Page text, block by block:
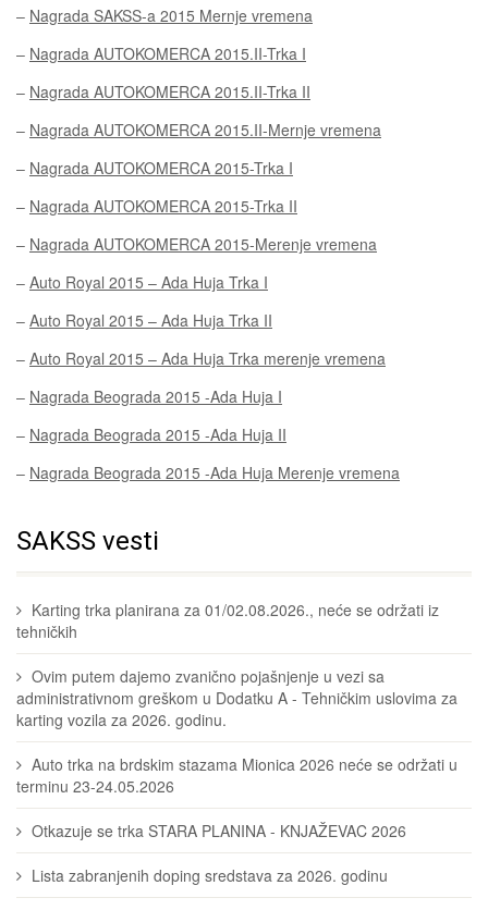
– Nagrada SAKSS-a 2015 Mernje vremena
– Nagrada AUTOKOMERCA 2015.II-Trka I
– Nagrada AUTOKOMERCA 2015.II-Trka II
– Nagrada AUTOKOMERCA 2015.II-Mernje vremena
– Nagrada AUTOKOMERCA 2015-Trka I
– Nagrada AUTOKOMERCA 2015-Trka II
– Nagrada AUTOKOMERCA 2015-Merenje vremena
– Auto Royal 2015 – Ada Huja Trka I
– Auto Royal 2015 – Ada Huja Trka II
– Auto Royal 2015 – Ada Huja Trka merenje vremena
– Nagrada Beograda 2015 -Ada Huja I
– Nagrada Beograda 2015 -Ada Huja II
– Nagrada Beograda 2015 -Ada Huja Merenje vremena
SAKSS vesti
Karting trka planirana za 01/02.08.2026., neće se održati iz
tehničkih
Ovim putem dajemo zvanično pojašnjenje u vezi sa
administrativnom greškom u Dodatku A - Tehničkim uslovima za
karting vozila za 2026. godinu.
Auto trka na brdskim stazama Mionica 2026 neće se održati u
terminu 23-24.05.2026
Otkazuje se trka STARA PLANINA - KNJAŽEVAC 2026
Lista zabranjenih doping sredstava za 2026. godinu